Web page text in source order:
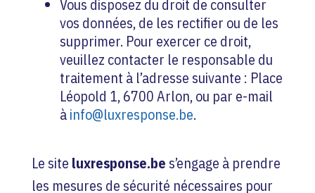
Vous disposez du droit de consulter
vos données, de les rectifier ou de les
supprimer. Pour exercer ce droit,
veuillez contacter le responsable du
traitement à l’adresse suivante : Place
Léopold 1, 6700 Arlon, ou par e-mail
àinfo@luxresponse.be.
Le site luxresponse.be s’engage à prendre
les mesures de sécurité nécessaires pour